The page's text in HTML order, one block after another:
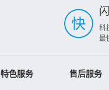
科
最
特色服务 售后服务